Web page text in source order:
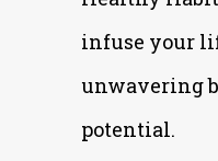
infuse your
unwavering
potential.